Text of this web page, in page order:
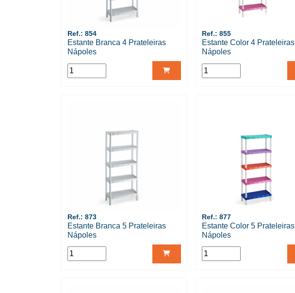
Ref.: 854
Estante Branca 4 Prateleiras
Nápoles
Ref.: 855
Estante Color 4 Prateleiras
Nápoles
Ref.: 873
Estante Branca 5 Prateleiras
Nápoles
Ref.: 877
Estante Color 5 Prateleiras
Nápoles